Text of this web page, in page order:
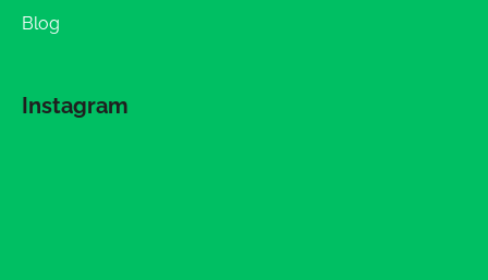
Blog
Instagram